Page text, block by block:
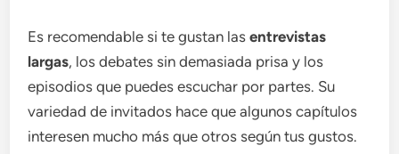
Es recomendable si te gustan lasentrevistas
largas, los debates sin demasiada prisa y los
episodios que puedes escuchar por partes. Su
variedad de invitados hace que algunos capítulos
interesen mucho más que otros según tus gustos.